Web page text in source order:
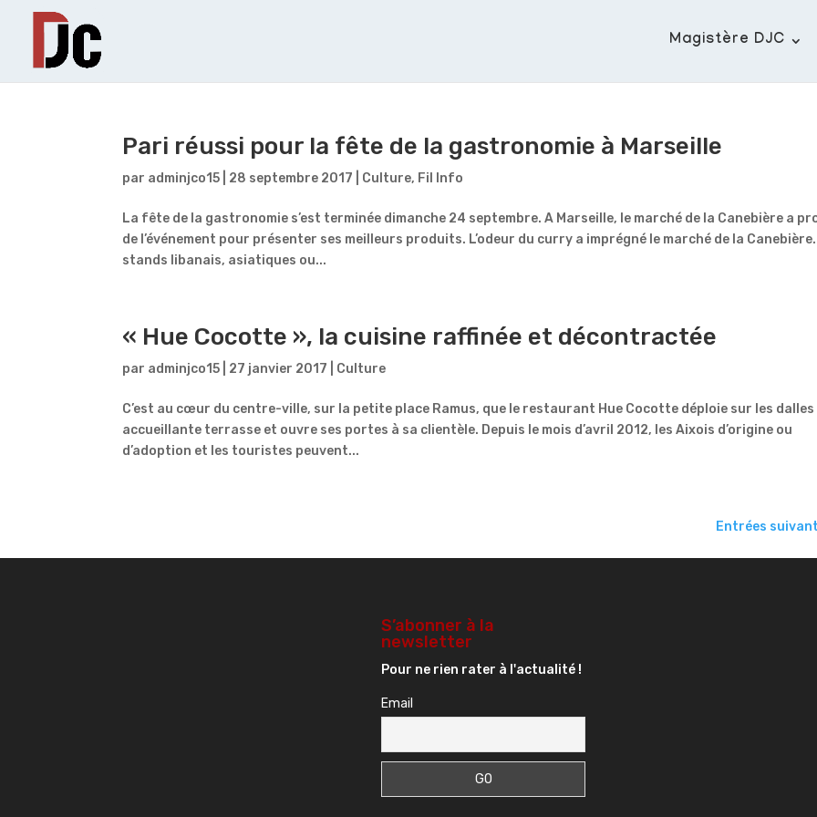
Magistère DJC
Pari réussi pour la fête de la gastronomie à Marseille
par adminjco15 28 septembre 2017 Culture, Fil Info
La fête de la gastronomie s’est terminée dimanche 24 septembre. A Marseille, le marché de la Canebière a
de l’événement pour présenter ses meilleurs produits. L’odeur du curry a imprégné le marché de la Canebière.
stands libanais, asiatiques ou...
« Hue Cocotte », la cuisine raffinée et décontractée
par adminjco15 27 janvier 2017 Culture
C’est au cœur du centre-ville, sur la petite place Ramus, que le restaurant Hue Cocotte déploie sur les dalles
accueillante terrasse et ouvre ses portes à sa clientèle. Depuis le mois d’avril 2012, les Aixois d’origine ou
d’adoption et les touristes peuvent...
Entrées
S’abonner à la
newsletter
Pour ne rien rater à l'actualité !
Email